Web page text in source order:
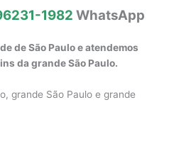
1982 WhatsApp
de São Paulo e atendemos
da grande São Paulo.
grande São Paulo e grande